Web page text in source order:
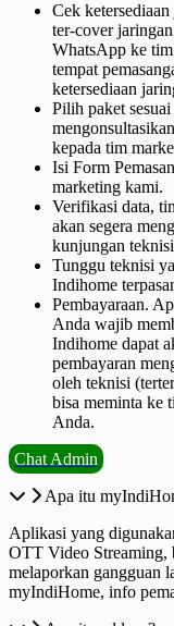
Cek
ter-cover
WhatsApp ke
tempat
ketersediaan
Pilih paket
kepada tim
Isi Form
marketing kami.
Verifikasi data,
akan segera
kunjungan
Tunggu teknisi
Indihome
Pembayaraan.
Anda wajib
Indihome dapat
pembayaran
oleh teknisi
bisa meminta ke
Anda.
Chat Admin
Apa itu
Aplikasi yang
OTT Video Streaming,
melaporkan gangguan
myIndiHome, info